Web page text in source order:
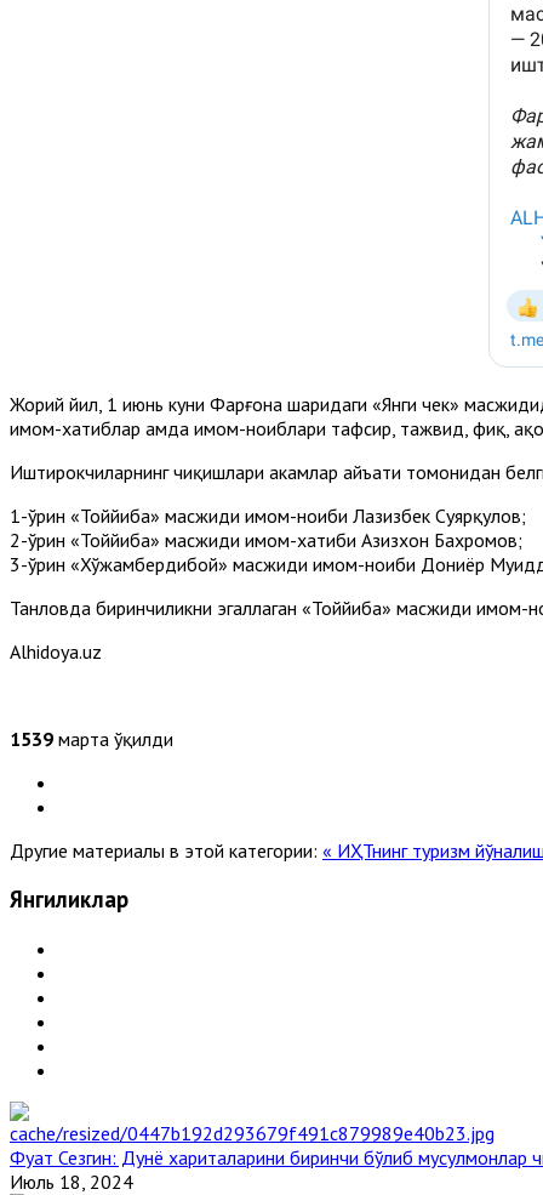
Жорий йил, 1 июнь куни Фарғона шаҳридаги «Янги чек»
имом-хатиблар ҳамда имом-ноиблари тафсир, тажвид, фиқҳ,
Иштирокчиларнинг чиқишлари ҳакамлар ҳайъати томонидан
1-ўрин «Тоййиба» масжиди имом-ноиби Лазизбек Суярқулов;
2-ўрин «Тоййиба» масжиди имом-хатиби Азизхон Бахромов;
3-ўрин «Хўжамбердибой» масжиди имом-ноиби Дониёр
Танловда биринчиликни эгаллаган «Тоййиба» масжиди
Alhidoya.uz
1539 марта ўқилди
Другие материалы в этой категории: « ИҲТнинг туризм
Янгиликлар
Фуат Сезгин: Дунё хариталарини биринчи бўлиб мусулмонлар
Июль 18, 2024